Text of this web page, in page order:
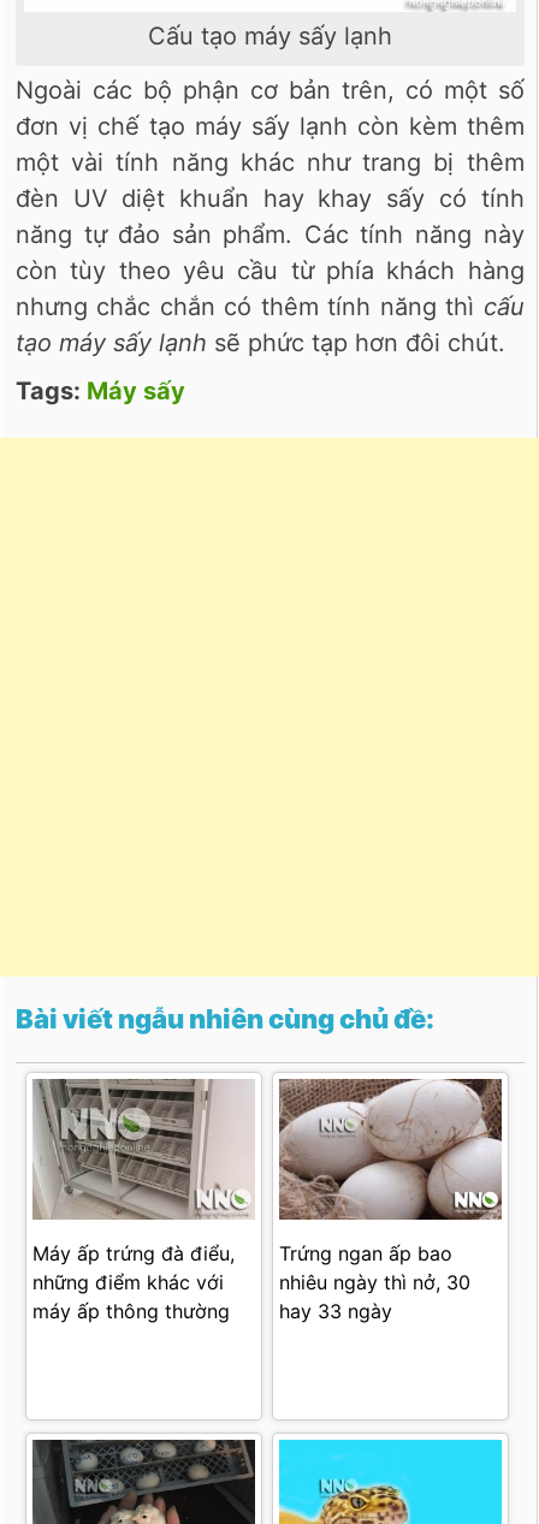
Cấu tạo máy sấy lạnh
Ngoài các bộ phận cơ bản trên, có một số
đơn vị chế tạo máy sấy lạnh còn kèm thêm
một vài tính năng khác như trang bị thêm
đèn UV diệt khuẩn hay khay sấy có tính
năng tự đảo sản phẩm. Các tính năng này
còn tùy theo yêu cầu từ phía khách hàng
nhưng chắc chắn có thêm tính năng thì cấu
tạo máy sấy lạnh sẽ phức tạp hơn đôi chút.
Tags: Máy sấy
Bài viết ngẫu nhiên cùng chủ đề:
Máy ấp trứng đà điểu,
những điểm khác với
máy ấp thông thường
Trứng ngan ấp bao
nhiêu ngày thì nở, 30
hay 33 ngày